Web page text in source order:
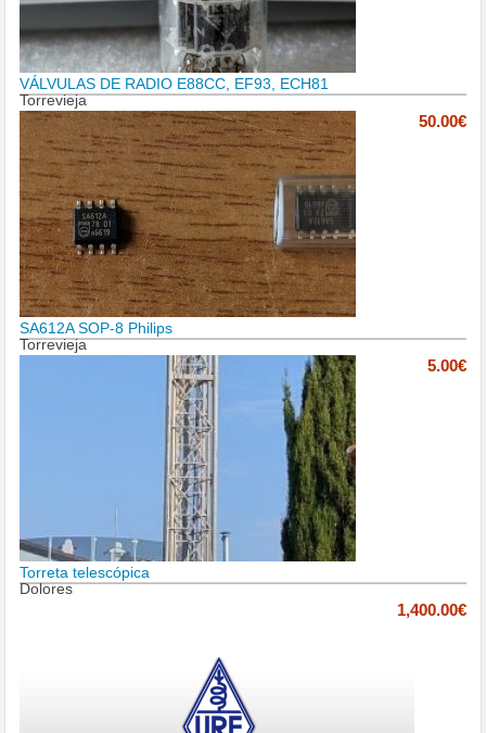
VÁLVULAS DE RADIO E88CC, EF93, ECH81
Torrevieja
50.00€
SA612A SOP-8 Philips
Torrevieja
5.00€
Torreta telescópica
Dolores
1,400.00€